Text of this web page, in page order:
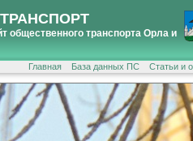
общественного транспорта Орла и
Главная База данных ПС Статьи и